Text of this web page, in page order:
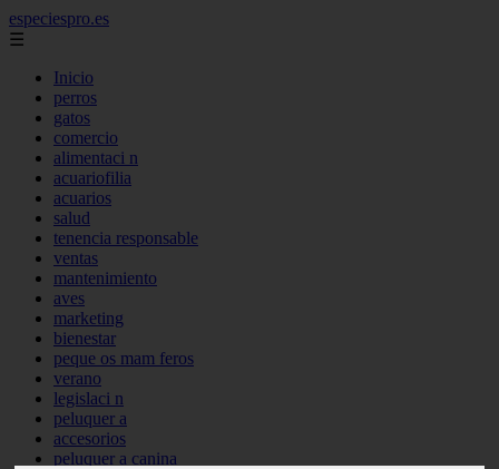
especiespro.es
☰
Inicio
perros
gatos
comercio
alimentaci n
acuariofilia
acuarios
salud
tenencia responsable
ventas
mantenimiento
aves
marketing
bienestar
peque os mam feros
verano
legislaci n
peluquer a
accesorios
peluquer a canina